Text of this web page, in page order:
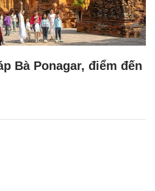
Bà Ponagar, điểm đến